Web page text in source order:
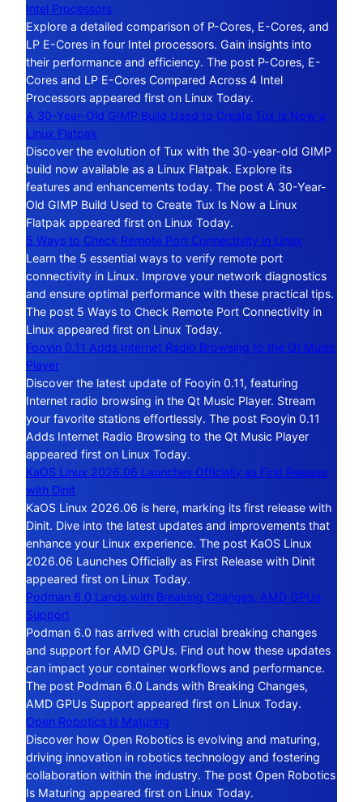
Intel Processors
Explore a detailed comparison of P-Cores, E-Cores, and
LP E-Cores in four Intel processors. Gain insights into
their performance and efficiency. The post P-Cores, E-
Cores and LP E-Cores Compared Across 4 Intel
Processors appeared first on Linux Today.
A 30-Year-Old GIMP Build Used to Create Tux Is Now a
Linux Flatpak
Discover the evolution of Tux with the 30-year-old GIMP
build now available as a Linux Flatpak. Explore its
features and enhancements today. The post A 30-Year-
Old GIMP Build Used to Create Tux Is Now a Linux
Flatpak appeared first on Linux Today.
5 Ways to Check Remote Port Connectivity in Linux
Learn the 5 essential ways to verify remote port
connectivity in Linux. Improve your network diagnostics
and ensure optimal performance with these practical tips.
The post 5 Ways to Check Remote Port Connectivity in
Linux appeared first on Linux Today.
Fooyin 0.11 Adds Internet Radio Browsing to the Qt Music
Player
Discover the latest update of Fooyin 0.11, featuring
Internet radio browsing in the Qt Music Player. Stream
your favorite stations effortlessly. The post Fooyin 0.11
Adds Internet Radio Browsing to the Qt Music Player
appeared first on Linux Today.
KaOS Linux 2026.06 Launches Officially as First Release
with Dinit
KaOS Linux 2026.06 is here, marking its first release with
Dinit. Dive into the latest updates and improvements that
enhance your Linux experience. The post KaOS Linux
2026.06 Launches Officially as First Release with Dinit
appeared first on Linux Today.
Podman 6.0 Lands with Breaking Changes, AMD GPUs
Support
Podman 6.0 has arrived with crucial breaking changes
and support for AMD GPUs. Find out how these updates
can impact your container workflows and performance.
The post Podman 6.0 Lands with Breaking Changes,
AMD GPUs Support appeared first on Linux Today.
Open Robotics Is Maturing
Discover how Open Robotics is evolving and maturing,
driving innovation in robotics technology and fostering
collaboration within the industry. The post Open Robotics
Is Maturing appeared first on Linux Today.